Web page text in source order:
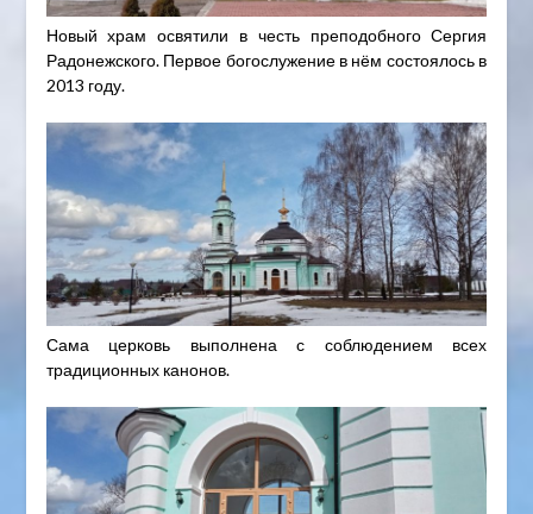
Новый храм освятили в честь преподобного Сергия
Радонежского. Первое богослужение в нём состоялось в
2013 году.
Сама церковь выполнена с соблюдением всех
традиционных канонов.